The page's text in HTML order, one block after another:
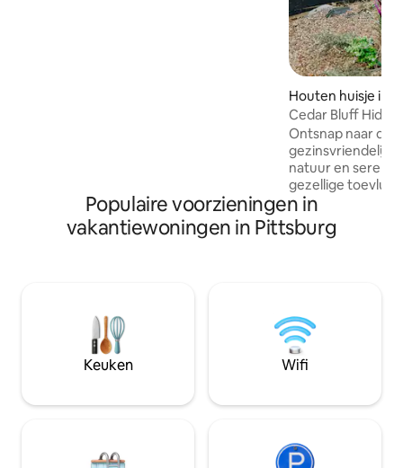
Verblijfskorting: 15% per week / 30% per
Houten huisje in
Cedar Bluff
Ontsnap naar dit
natuur en
gezellige
rust, verbinding
herinneringen en
een slaapkamer
veranda en
Het is slechts
Bob Sandlin
uitvalsbasis voor
Populaire voorzieningen in
vakantiewoningen in Pittsburg
Keuken Wifi